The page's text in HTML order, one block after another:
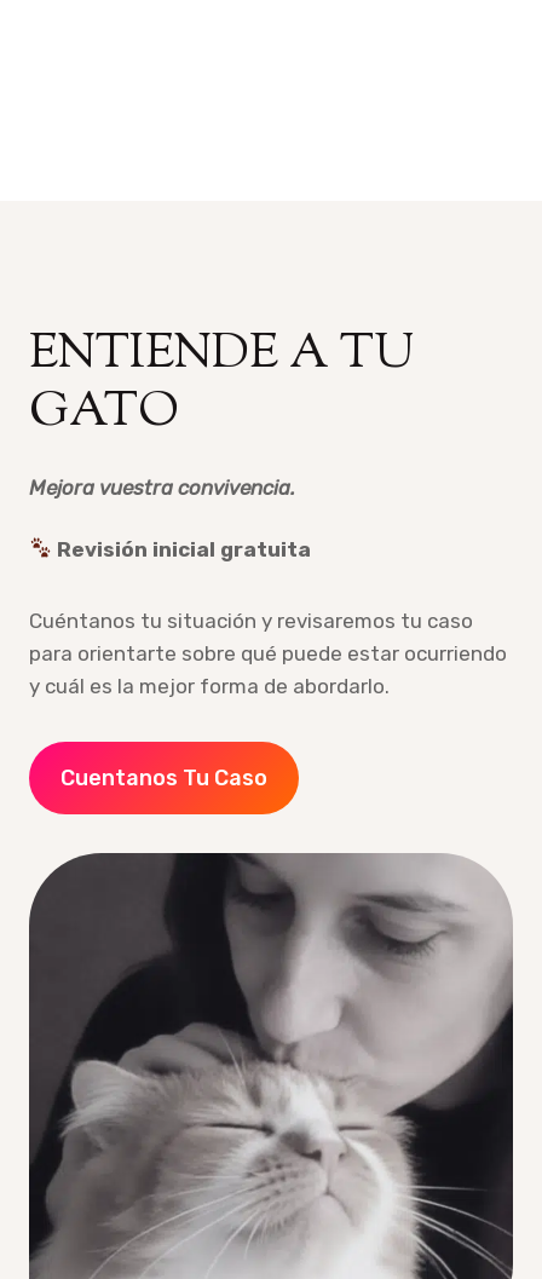
ENTIENDE A TU
GATO
Mejora vuestra convivencia.
Revisión inicial gratuita
Cuéntanos tu situación y revisaremos tu caso
para orientarte sobre qué puede estar ocurriendo
y cuál es la mejor forma de abordarlo.
Cuentanos Tu Caso